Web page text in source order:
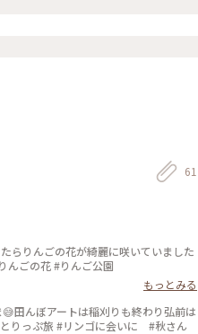
61
らりんごの花が綺麗に咲いていました
んごの花 #りんご公園
もっとみる
田んぼアートは稲刈りも終わり弘前は
りっぷ旅 #リンゴに会いに #秋さん